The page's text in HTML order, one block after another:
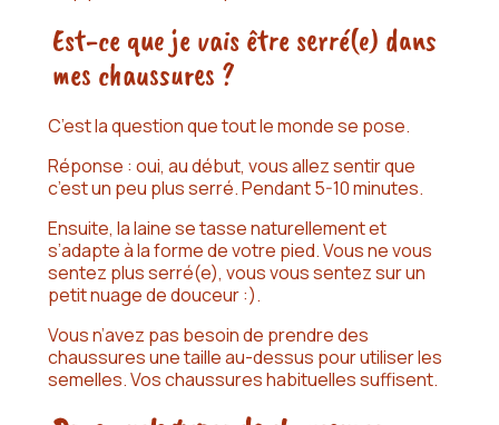
Est-ce que je vais être serré(e) dans
mes chaussures ?
C’est la question que tout le monde se pose.
Réponse : oui, au début, vous allez sentir que
c’est un peu plus serré. Pendant 5-10 minutes.
Ensuite, la laine se tasse naturellement et
s’adapte à la forme de votre pied. Vous ne vous
sentez plus serré(e), vous vous sentez sur un
petit nuage de douceur :).
Vous n’avez pas besoin de prendre des
chaussures une taille au-dessus pour utiliser les
semelles. Vos chaussures habituelles suffisent.